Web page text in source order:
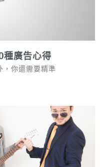
種廣告心得
，你還需要精準